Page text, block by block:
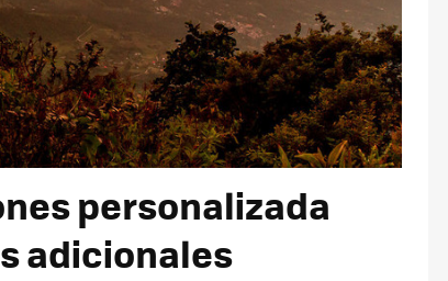
personalizada
adicionales